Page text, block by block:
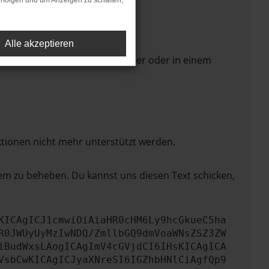
in einem anderen Browser oder in einem
nicht mehr unterstützt werden.
zu beheben. Du kannst uns diesen Text schicken,
ZmllbGQ9dmVoaWNsZSZ3ZW
Alle akzeptieren